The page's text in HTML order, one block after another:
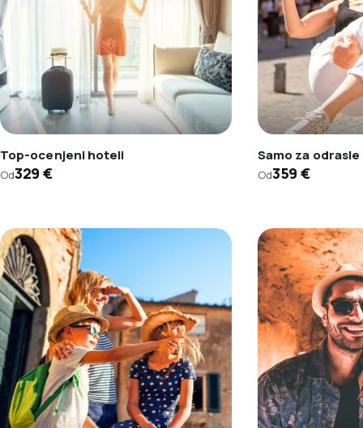
Top-ocenjeni hoteli
Od329 €
Samo za odrasle
Od359 €